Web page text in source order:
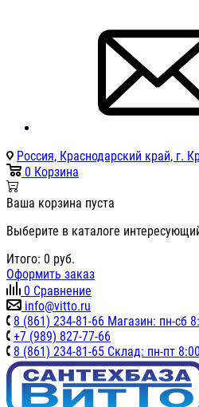
Россия, Краснодарский край, г.
0 Корзина
Ваша корзина пуста
Выберите в каталоге
Итого: 0 руб.
Оформить заказ
0 Сравнение
info@vitto.ru
8 (861) 234-81-66 Магазин: пн-сб
+7 (989) 827-77-66
8 (861) 234-81-65 Склад: пн-пт